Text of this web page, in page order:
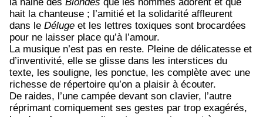
hait la chanteuse ; l’amitié et la solidarité affleurent
dans le Déluge et les lettres toxiques sont brocardées
pour ne laisser place qu’à l’amour.
La musique n’est pas en reste. Pleine de délicatesse et
d’inventivité, elle se glisse dans les interstices du
texte, les souligne, les ponctue, les complète avec une
richesse de répertoire qu’on a plaisir à écouter.
De raides, l’une campée devant son clavier, l’autre
réprimant comiquement ses gestes par trop exagérés,